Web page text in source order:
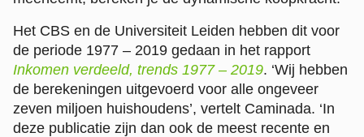
Het CBS en de Universiteit Leiden hebben dit voor
de periode 1977 – 2019 gedaan in het rapport
Inkomen verdeeld, trends 1977 – 2019. ‘Wij hebben
de berekeningen uitgevoerd voor alle ongeveer
zeven miljoen huishoudens’, vertelt Caminada. ‘In
deze publicatie zijn dan ook de meest recente en